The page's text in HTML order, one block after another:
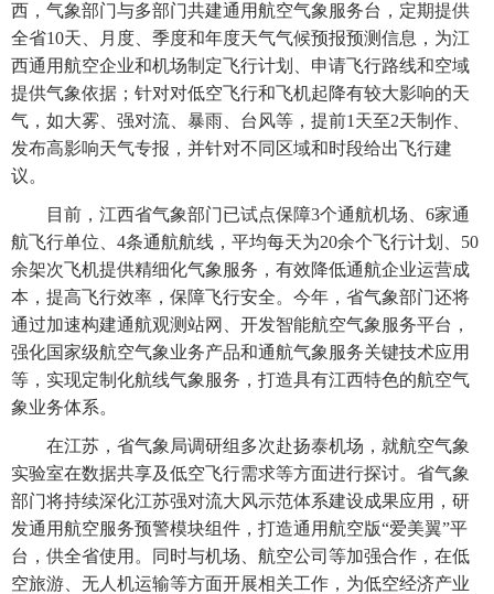
西，气象部门与多部门共建通用航空气象服务台，定期提供
全省10天、月度、季度和年度天气气候预报预测信息，为江
西通用航空企业和机场制定飞行计划、申请飞行路线和空域
提供气象依据；针对对低空飞行和飞机起降有较大影响的天
气，如大雾、强对流、暴雨、台风等，提前1天至2天制作、
发布高影响天气专报，并针对不同区域和时段给出飞行建
议。
目前，江西省气象部门已试点保障3个通航机场、6家通
航飞行单位、4条通航航线，平均每天为20余个飞行计划、50
余架次飞机提供精细化气象服务，有效降低通航企业运营成
本，提高飞行效率，保障飞行安全。今年，省气象部门还将
通过加速构建通航观测站网、开发智能航空气象服务平台，
强化国家级航空气象业务产品和通航气象服务关键技术应用
等，实现定制化航线气象服务，打造具有江西特色的航空气
象业务体系。
在江苏，省气象局调研组多次赴扬泰机场，就航空气象
实验室在数据共享及低空飞行需求等方面进行探讨。省气象
部门将持续深化江苏强对流大风示范体系建设成果应用，研
发通用航空服务预警模块组件，打造通用航空版“爱美翼”平
台，供全省使用。同时与机场、航空公司等加强合作，在低
空旅游、无人机运输等方面开展相关工作，为低空经济产业